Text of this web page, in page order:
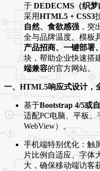
于 DEDECMS（织梦
采用HTML5 + CSS3
自然、食欲感强 ，突
全与品牌温度。模板
产品招商、一键部署
块，帮助企业快速搭
端兼容的官方网站。
一、HTML5响应式设计，
基于Bootstrap 4/5或
适配PC电脑、平板
WebView）。
手机端特别优化：触
片比例自适应、字体
大，确保移动端访客